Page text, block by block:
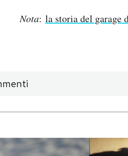
Nota: la storia del garage